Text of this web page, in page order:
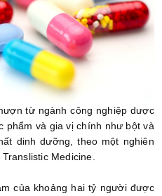
từ ngành công nghiệp dược
phẩm và gia vị chính như bột và
dinh dưỡng, theo một nghiên
Medicine.
của khoảng hai tỷ người được